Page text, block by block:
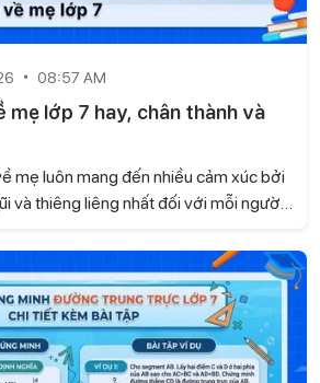
08:57 AM
mẹ lớp 7 hay, chân thành và
mẹ luôn mang đến nhiều cảm xúc bởi
và thiêng liêng nhất đối với mỗi người.
động do Học là Giỏi tổng hợp để em